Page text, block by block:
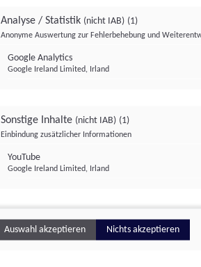
Analyse / Statistik (nicht IAB) (1)
Anonyme Auswertung zur Fehlerbehebung und
Google Analytics
Google Ireland Limited, Irland
Sonstige Inhalte (nicht IAB) (1)
Einbindung zusätzlicher Informationen
YouTube
Google Ireland Limited, Irland
Auswahl akzeptieren Nichts akzeptieren